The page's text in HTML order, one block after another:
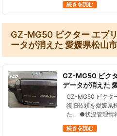
全て消えていた。
続きを読む
GZ-MG50 ビクター エブ
ータが消えた 愛媛県松山市
GZ-MG50 ビク
データが消えた
GZ-MG50 ビクタ
復旧依頼を愛媛県
た。 ●状況管理情
た。 ●データ復元
続きを読む